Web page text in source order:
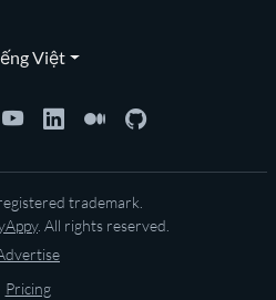
Việt
trademark.
. All rights reserved.
Pricing